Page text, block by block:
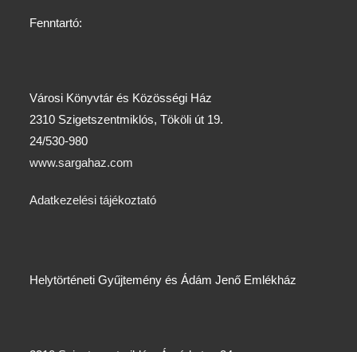
Fenntartó:
Városi Könyvtár és Közösségi Ház
2310 Szigetszentmiklós, Tököli út 19.
24/530-980
www.sargahaz.com
Adatkezelési tájékoztató
Helytörténeti Gyűjtemény és Ádám Jenő Emlékház